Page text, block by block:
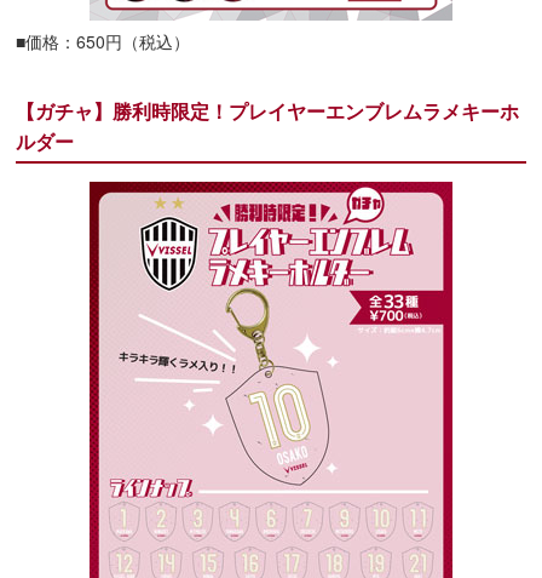
■価格：650円（税込）
【ガチャ】勝利時限定！プレイヤーエンブレムラメキーホ
ルダー